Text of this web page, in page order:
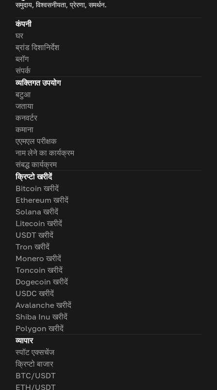
समुदाय, विश्वसनीयता, प्रेरणा, समर्थन.
कंपनी
घर
ब्रांड दिशानिर्देश
ब्लॉग
संपर्क
व्यक्तिगत उपयोग
बटुआ
जताया
कनवर्टर
कमाना
एएमएल परीक्षक
नाम लेने का कार्यक्रम
संबद्ध कार्यक्रम
क्रिप्टो खरीदें
Bitcoin खरीदें
Ethereum खरीदें
Solana खरीदें
Litecoin खरीदें
USDT खरीदें
Tron खरीदें
Monero खरीदें
Toncoin खरीदें
Dogecoin खरीदें
USDC खरीदें
Avalanche खरीदें
Shiba Inu खरीदें
Polygon खरीदें
व्यापार
स्पॉट एक्सचेंज
क्रिप्टो बाजार
BTC/USDT
ETH/USDT